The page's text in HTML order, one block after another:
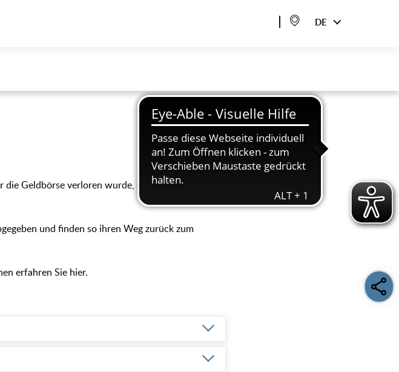
DE
Geldbörse verloren wurde, oder dass man
und finden so ihren Weg zurück zum
erfahren Sie hier.